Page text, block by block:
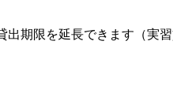
期限を延長できます（実習